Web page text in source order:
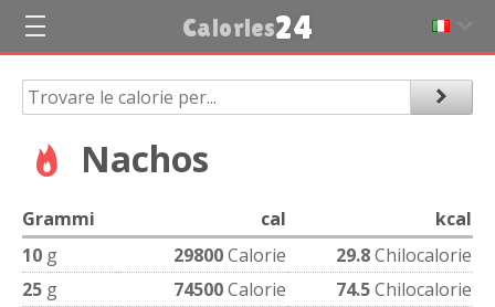
Calories24
Nachos
Grammi cal
kcal
10 g 29800Calorie 29.8Chilocalorie
25 g 74500Calorie 74.5Chilocalorie